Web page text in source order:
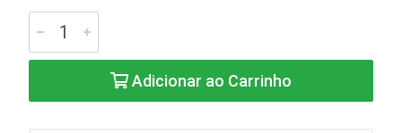
Adicionar ao Carrinho